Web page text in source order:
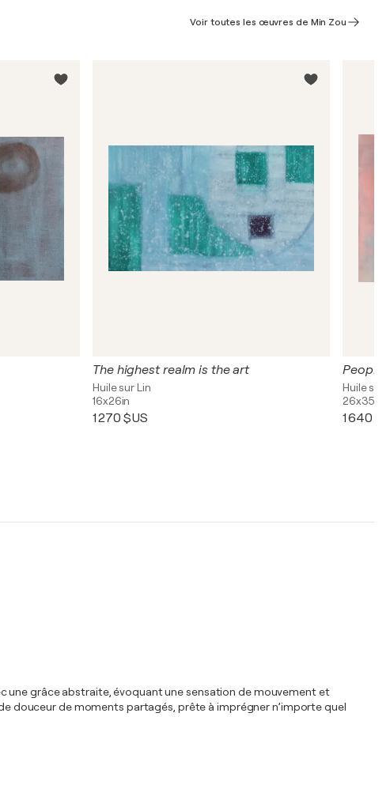
Voir toutes les œuvres de Min Zou
The highest realm is the art
Huile sur Lin
16x26in
1 270 $US
Huile sur
26x35in
1 640
une grâce abstraite, évoquant une sensation de mouvement et
douceur de moments partagés, prête à imprégner n’importe quel